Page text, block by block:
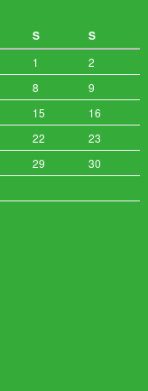
S S
1
2
8
9
15
16
22
23
29
30